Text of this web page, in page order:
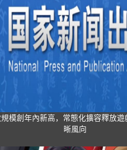
模創年內新高，常態化擴容釋放
晰風向